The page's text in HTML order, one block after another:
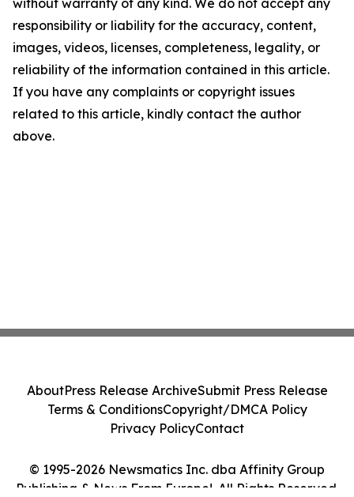
without warranty of any kind. We do not accept any
responsibility or liability for the accuracy, content,
images, videos, licenses, completeness, legality, or
reliability of the information contained in this article.
If you have any complaints or copyright issues
related to this article, kindly contact the author
above.
© 1995-2026 Newsmatics Inc. dba Affinity Group
Publishing & News From Europe!. All Rights Reserved.
AboutPress Release ArchiveSubmit Press Release
Terms & ConditionsCopyright/DMCA Policy
Privacy PolicyContact